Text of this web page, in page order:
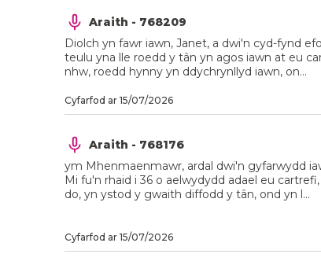
Araith - 768209
Diolch yn fawr iawn, Janet, a dwi'n cyd-fynd
teulu yna lle roedd y tân yn agos iawn at eu
nhw, roedd hynny yn ddychrynllyd iawn, on...
Cyfarfod ar 15/07/2026
Araith - 768176
ym Mhenmaenmawr, ardal dwi'n gyfarwydd
Mi fu'n rhaid i 36 o aelwydydd adael eu
do, yn ystod y gwaith diffodd y tân, ond yn l...
Cyfarfod ar 15/07/2026